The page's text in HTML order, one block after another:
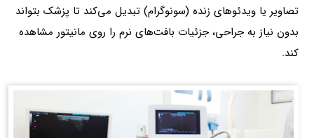
تصاویر یا ویدئوهای زنده (سونوگرام) تبدیل می‌کند تا پزشک بتواند
بدون نیاز به جراحی، جزئیات بافت‌های نرم را روی مانیتور مشاهده
کند.